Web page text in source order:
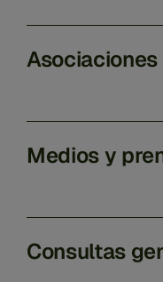
Asociaciones
Medios y
Consultas